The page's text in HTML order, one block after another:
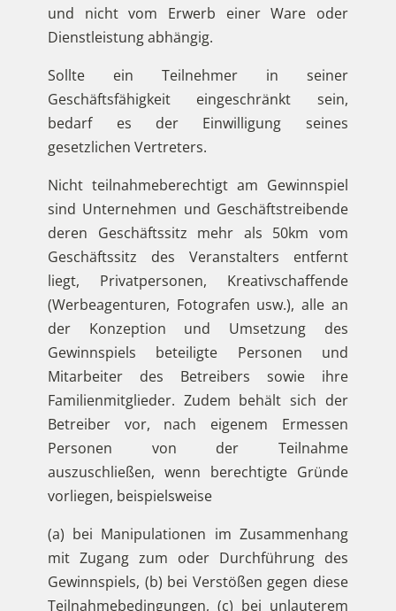
und nicht vom Erwerb einer Ware oder
Dienstleistung abhängig.
Sollte ein Teilnehmer in seiner
Geschäftsfähigkeit eingeschränkt sein,
bedarf es der Einwilligung seines
gesetzlichen Vertreters.
Nicht teilnahmeberechtigt am Gewinnspiel
sind Unternehmen und Geschäftstreibende
deren Geschäftssitz mehr als 50km vom
Geschäftssitz des Veranstalters entfernt
liegt, Privatpersonen, Kreativschaffende
(Werbeagenturen, Fotografen usw.), alle an
der Konzeption und Umsetzung des
Gewinnspiels beteiligte Personen und
Mitarbeiter des Betreibers sowie ihre
Familienmitglieder. Zudem behält sich der
Betreiber vor, nach eigenem Ermessen
Personen von der Teilnahme
auszuschließen, wenn berechtigte Gründe
vorliegen, beispielsweise
(a) bei Manipulationen im Zusammenhang
mit Zugang zum oder Durchführung des
Gewinnspiels, (b) bei Verstößen gegen diese
Teilnahmebedingungen, (c) bei unlauterem